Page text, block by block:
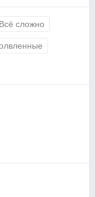
Всё сложно